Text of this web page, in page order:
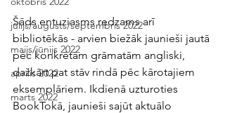
jūlijs/augusts/septembris 2022
maijs/jūnijs 2022
aprīlis 2022
marts 2022
Šāds entuziasms redzams arī
bibliotēkās - arvien biežāk jaunieši jautā
pēc konkrētām grāmatām angliski,
dažkārt pat stāv rindā pēc kārotajiem
eksemplāriem. Ikdienā uzturoties
BookTokā, jaunieši sajūt aktuālo